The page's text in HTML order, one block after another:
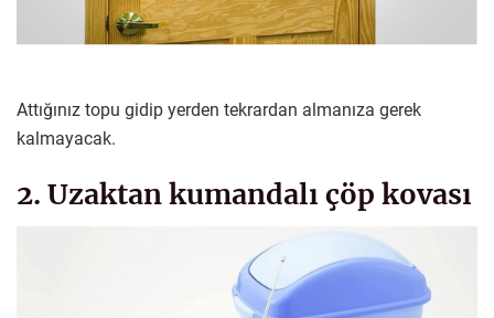
Attığınız topu gidip yerden tekrardan almanıza gerek
kalmayacak.
2. Uzaktan kumandalı çöp kovası